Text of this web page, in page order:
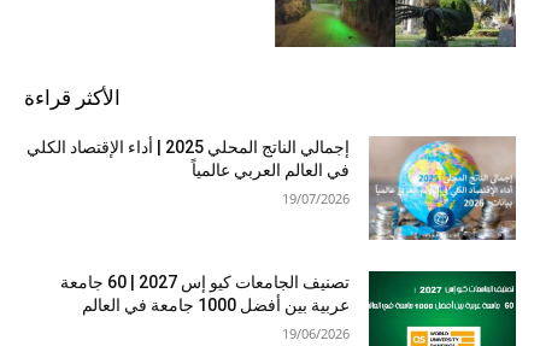
الأكثر قراءة
إجمالي الناتج المحلي 2025 | أداء الإقتصاد الكلي
في العالم العربي عالمياً
19/07/2026
تصنيف الجامعات كيو إس 2027 | 60 جامعة
عربية بين أفضل 1000 جامعة في العالم
19/06/2026